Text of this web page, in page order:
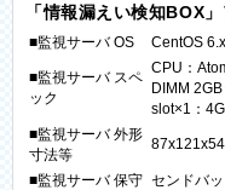
「情報漏えい検知BOX
■監視サーバ OS CentOS 6.x
■監視サーバ スペ
ック
CPU：
DIMM
slot×1：
■監視サーバ 外形
寸法等
■監視サーバ 保守 センドバッ